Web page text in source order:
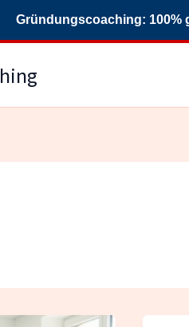
Gründungscoaching: 100%